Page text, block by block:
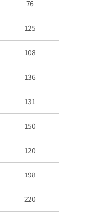
76
125
108
136
131
150
120
198
220